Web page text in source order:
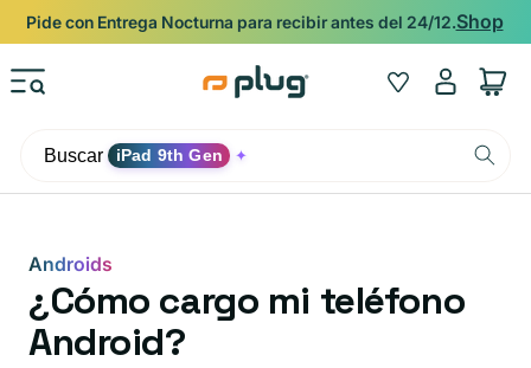
Ir al contenido
Respaldado por la garantía Plug de 12 meses.
Wishlist
Iniciar
sesión
Carrito
Buscar iPad 9th Gen ✦
Androids
¿Cómo cargo mi teléfono
Android?